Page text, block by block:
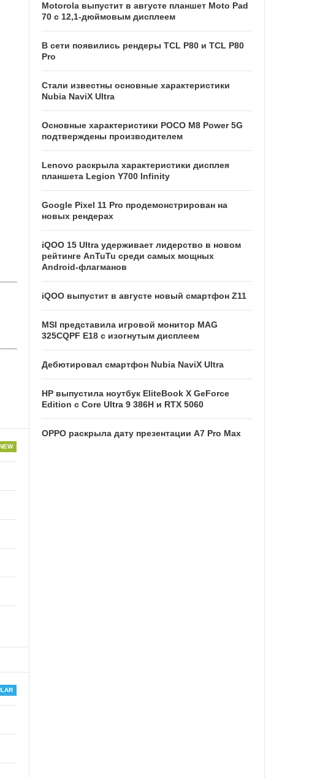
Motorola выпустит в августе планшет Moto Pad
70 с 12,1-дюймовым дисплеем
В сети появились рендеры TCL P80 и TCL P80
Pro
Стали известны основные характеристики
Nubia NaviX Ultra
Основные характеристики POCO M8 Power 5G
подтверждены производителем
Lenovo раскрыла характеристики дисплея
планшета Legion Y700 Infinity
Google Pixel 11 Pro продемонстрирован на
новых рендерах
iQOO 15 Ultra удерживает лидерство в новом
рейтинге AnTuTu среди самых мощных
Android-флагманов
iQOO выпустит в августе новый смартфон Z11
MSI представила игровой монитор MAG
325CQPF E18 с изогнутым дисплеем
Дебютировал смартфон Nubia NaviX Ultra
HP выпустила ноутбук EliteBook X GeForce
Edition с Core Ultra 9 386H и RTX 5060
OPPO раскрыла дату презентации A7 Pro Max